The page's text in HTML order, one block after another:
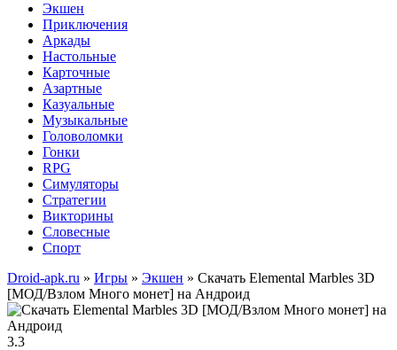
Экшен
Приключения
Аркады
Настольные
Карточные
Азартные
Казуальные
Музыкальные
Головоломки
Гонки
RPG
Симуляторы
Стратегии
Викторины
Словесные
Спорт
Droid-apk.ru » Игры » Экшен » Скачать Elemental Marbles 3D
[МОД/Взлом Много монет] на Андроид
3.3